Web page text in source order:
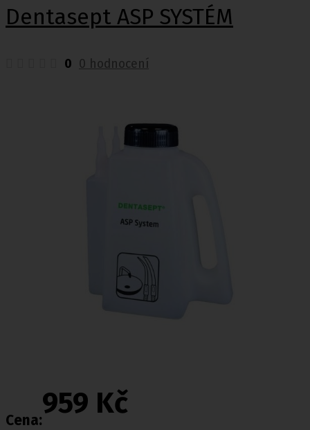
Dentasept ASP SYSTÉM
0 0 hodnocení
Cena:
959 Kč